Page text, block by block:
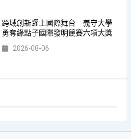
跨域創新躍上國際舞台 義守大學
勇奪綠點子國際發明競賽六項大獎
2026-08-06